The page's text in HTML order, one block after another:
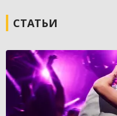
СТАТЬИ